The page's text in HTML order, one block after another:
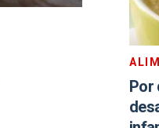
Por